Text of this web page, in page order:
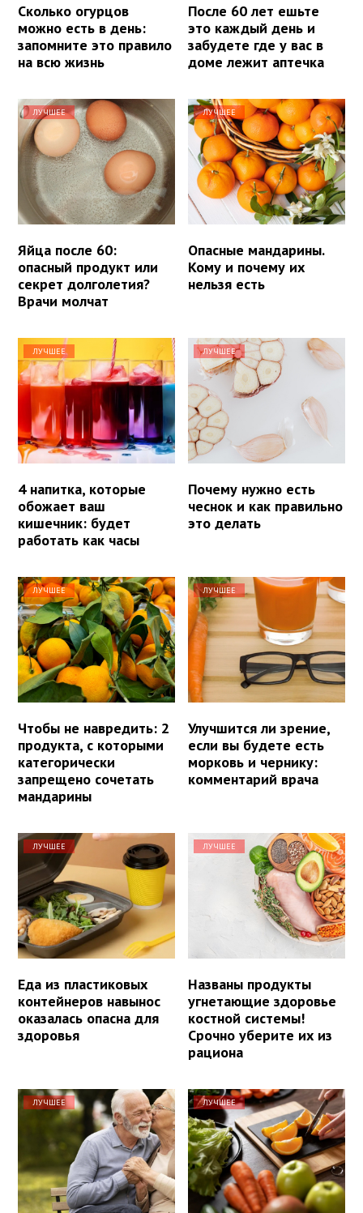
Сколько огурцов
можно есть в день:
запомните это правило
на всю жизнь
После 60 лет ешьте
это каждый день и
забудете где у вас в
доме лежит аптечка
ЛУЧШЕЕ
Яйца после 60:
опасный продукт или
секрет долголетия?
Врачи молчат
ЛУЧШЕЕ
Опасные мандарины.
Кому и почему их
нельзя есть
ЛУЧШЕЕ
4 напитка, которые
обожает ваш
кишечник: будет
работать как часы
ЛУЧШЕЕ
Почему нужно есть
чеснок и как правильно
это делать
ЛУЧШЕЕ
Чтобы не навредить: 2
продукта, с которыми
категорически
запрещено сочетать
мандарины
ЛУЧШЕЕ
Улучшится ли зрение,
если вы будете есть
морковь и чернику:
комментарий врача
ЛУЧШЕЕ
Еда из пластиковых
контейнеров навынос
оказалась опасна для
здоровья
ЛУЧШЕЕ
Названы продукты
угнетающие здоровье
костной системы!
Срочно уберите их из
рациона
ЛУЧШЕЕ ЛУЧШЕЕ